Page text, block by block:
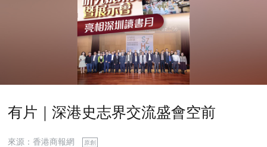
有片｜深港史志界交流盛會空前
來源：香港商報網 原創